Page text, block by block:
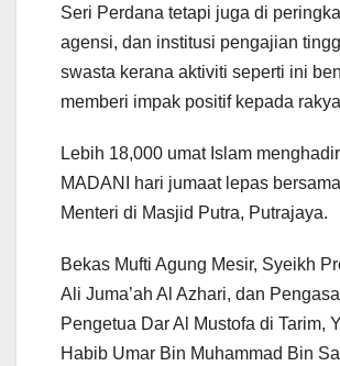
Seri Perdana tetapi juga di
agensi, dan institusi pengajian
swasta kerana aktiviti seperti ini
memberi impak positif kepada
Lebih 18,000 umat Islam
MADANI hari jumaat lepas
Menteri di Masjid Putra, Putrajaya.
Bekas Mufti Agung Mesir, Syeikh
Ali Juma’ah Al Azhari, dan
Pengetua Dar Al Mustofa di Tarim,
Habib Umar Bin Muhammad Bin